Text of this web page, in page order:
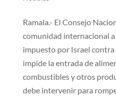
Ramala.- El Consejo
comunidad internacional
impuesto por Israel contra
impide la entrada de
combustibles y otros
debe intervenir para romper